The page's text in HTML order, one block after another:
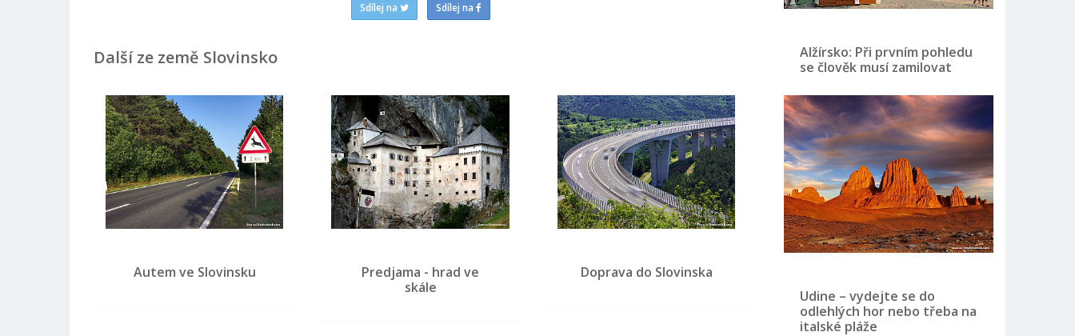
Sdílej na Sdílej na
Další ze země Slovinsko
Autem ve Slovinsku
Predjama - hrad ve
skále
Doprava do Slovinska
Alžírsko: Při prvním pohledu
se člověk musí zamilovat
Udine – vydejte se do
odlehlých hor nebo třeba na
italské pláže